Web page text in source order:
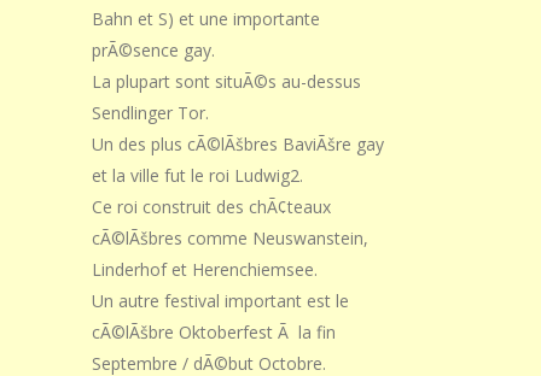
Bahn et S) et une importante
prÃ©sence gay.
La plupart sont situÃ©s au-dessus
Sendlinger Tor.
Un des plus cÃ©lÃšbres BaviÃšre gay
et la ville fut le roi Ludwig2.
Ce roi construit des chÃ¢teaux
cÃ©lÃšbres comme Neuswanstein,
Linderhof et Herenchiemsee.
Un autre festival important est le
cÃ©lÃšbre Oktoberfest Ã la fin
Septembre / dÃ©but Octobre.